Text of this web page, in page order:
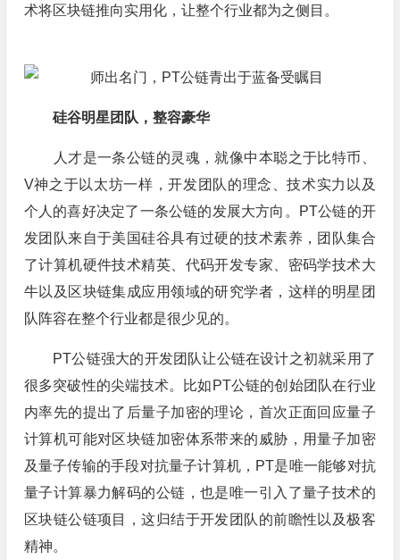
术将区块链推向实用化，让整个行业都为之侧目。
硅谷明星团队，整容豪华
人才是一条公链的灵魂，就像中本聪之于比特币、
V神之于以太坊一样，开发团队的理念、技术实力以及
个人的喜好决定了一条公链的发展大方向。PT公链的开
发团队来自于美国硅谷具有过硬的技术素养，团队集合
了计算机硬件技术精英、代码开发专家、密码学技术大
牛以及区块链集成应用领域的研究学者，这样的明星团
队阵容在整个行业都是很少见的。
PT公链强大的开发团队让公链在设计之初就采用了
很多突破性的尖端技术。比如PT公链的创始团队在行业
内率先的提出了后量子加密的理论，首次正面回应量子
计算机可能对区块链加密体系带来的威胁，用量子加密
及量子传输的手段对抗量子计算机，PT是唯一能够对抗
量子计算暴力解码的公链，也是唯一引入了量子技术的
区块链公链项目，这归结于开发团队的前瞻性以及极客
精神。